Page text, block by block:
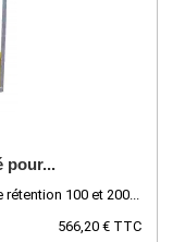
pour...
100 et 200...
566,20 € TTC